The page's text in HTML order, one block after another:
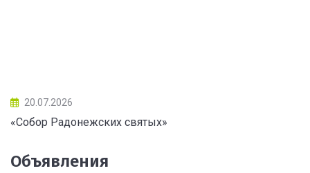
20.07.2026
«Собор Радонежских святых»
Объявления